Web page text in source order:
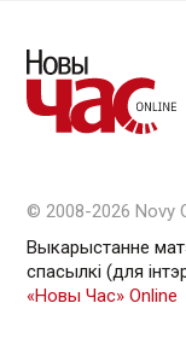
© 2008-2026 Novy
Выкарыстанне
спасылкі (для
«Новы Час» Online